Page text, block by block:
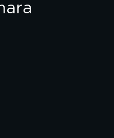
Kesal: "Mio figlio